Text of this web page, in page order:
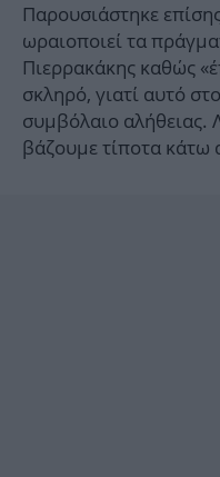
Παρουσιάστηκε
ωραιοποιεί τα
Πιερρακάκης καθώς
σκληρό, γιατί αυτό
συμβόλαιο αλήθειας.
βάζουμε τίποτα κάτω